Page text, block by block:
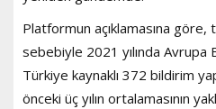
Platformun açıklamasına göre,
sebebiyle 2021 yılında Avrupa
Türkiye kaynaklı 372 bildirim
önceki üç yılın ortalamasının